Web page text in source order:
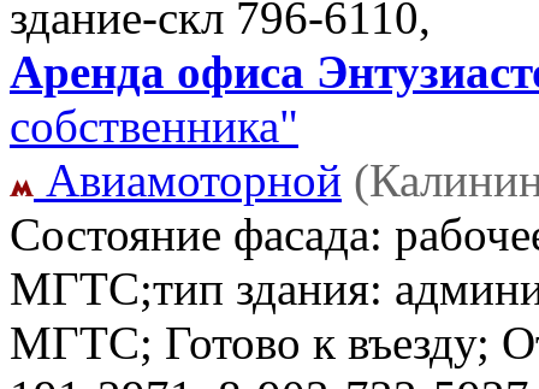
здание-скл 796-6110,
Аренда офиса
собственника"
Авиамоторной
Состояние фасада:
МГТС;тип здания:
МГТС; Готово к въезду;